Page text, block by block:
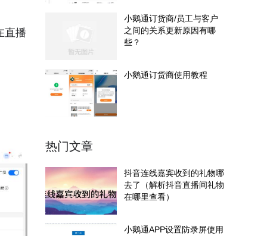
直播
小鹅通订货商/员工与客户
之间的关系更新原因有哪
些？
小鹅通订货商使用教程
热门文章
抖音连线嘉宾收到的礼物哪
去了（解析抖音直播间礼物
在哪里查看）
小鹅通APP设置防录屏使用